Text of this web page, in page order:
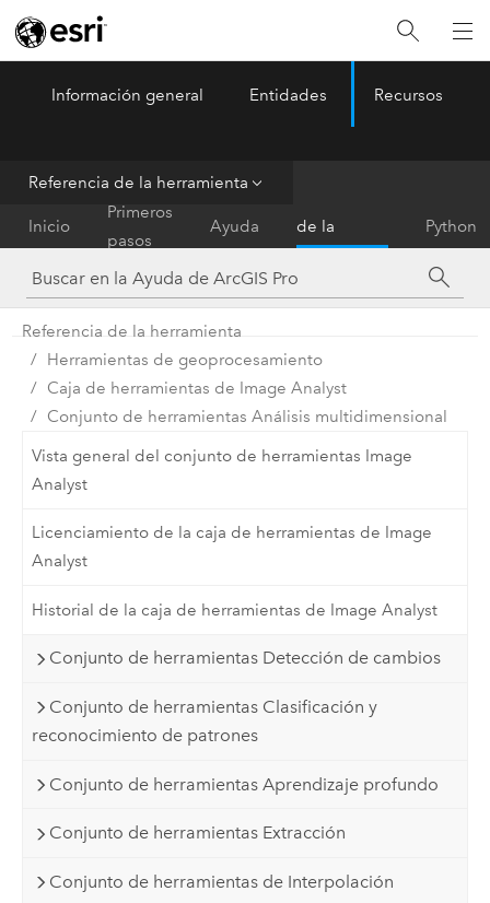
ArcGIS Pro Menu
Información general Entidades Recursos
Referencia de la herramienta
Inicio
Primeros
pasos
Ayuda
de la
herramienta
Python
Referencia de la herramienta
Herramientas de geoprocesamiento
Caja de herramientas de Image Analyst
Conjunto de herramientas Análisis multidimensional
Vista general del conjunto de herramientas Image
Analyst
Licenciamiento de la caja de herramientas de Image
Analyst
Historial de la caja de herramientas de Image Analyst
Conjunto de herramientas Detección de cambios
Conjunto de herramientas Clasificación y
reconocimiento de patrones
Conjunto de herramientas Aprendizaje profundo
Conjunto de herramientas Extracción
Conjunto de herramientas de Interpolación